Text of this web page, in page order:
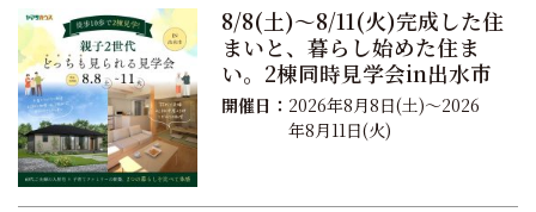
8/8(土)～8/11(火)完成した住
まいと、暮らし始めた住ま
い。2棟同時見学会in出水市
開催日： 2026年8月8日(土)～2026
年8月11日(火)